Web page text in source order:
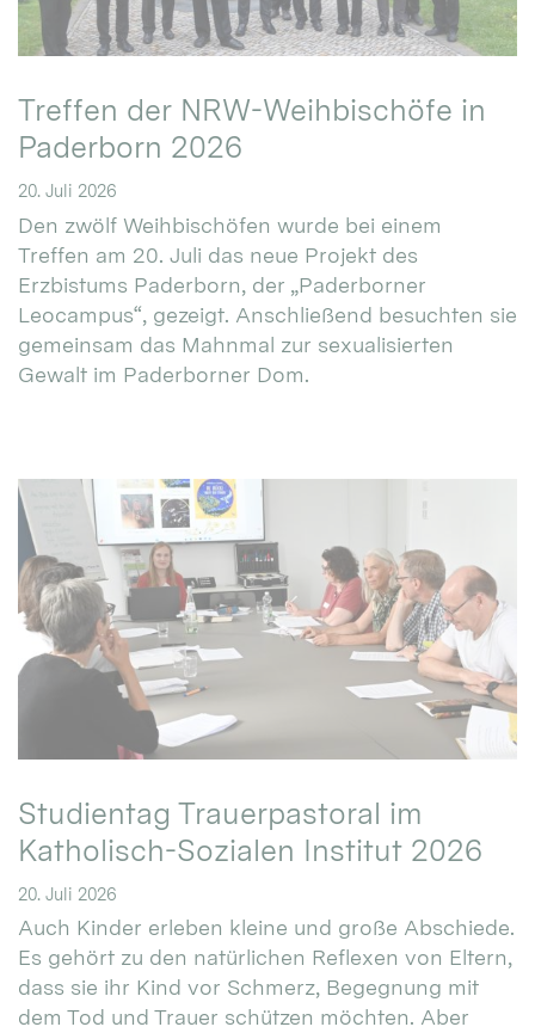
Treffen der NRW-Weihbischöfe in
Paderborn 2026
20. Juli 2026
Den zwölf Weihbischöfen wurde bei einem
Treffen am 20. Juli das neue Projekt des
Erzbistums Paderborn, der „Paderborner
Leocampus“, gezeigt. Anschließend besuchten sie
gemeinsam das Mahnmal zur sexualisierten
Gewalt im Paderborner Dom.
Studientag Trauerpastoral im
Katholisch-Sozialen Institut 2026
20. Juli 2026
Auch Kinder erleben kleine und große Abschiede.
Es gehört zu den natürlichen Reflexen von Eltern,
dass sie ihr Kind vor Schmerz, Begegnung mit
dem Tod und Trauer schützen möchten. Aber